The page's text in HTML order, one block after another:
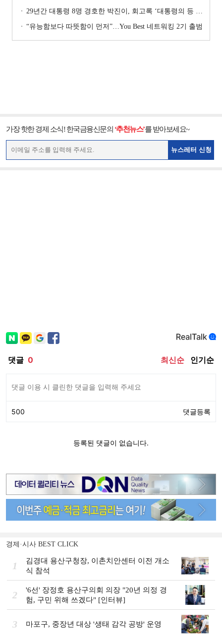
29년간 대통령 8명 경호한 박진이, 회고록 ‘대통령의 등 뒤 1미터’ 출간
“유능함보다 따뜻함이 먼저”…You Best 네트워킹 2기 출범
가장 핫한 경제 소식! 한국금융신문의 ‘추천뉴스’를 받아보세요~
뉴스레터 신청
경제·시사 BEST CLICK
1
김경대 용산구청장, 이촌치안센터 이전 개소
식 참석
2
'6선' 장정호 용산구의회 의장 "20년 의정 경
험, 구민 위해 쓰겠다" [인터뷰]
3 마포구, 중장년 대상 '생태 감각 공방' 운영